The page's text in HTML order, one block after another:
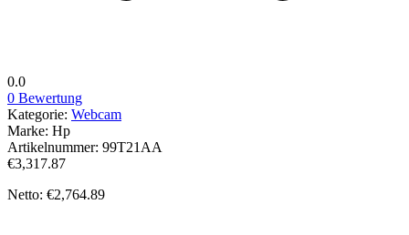
0.0
0 Bewertung
Kategorie: Webcam
Marke: Hp
Artikelnummer: 99T21AA
€3,317.87
Netto: €2,764.89